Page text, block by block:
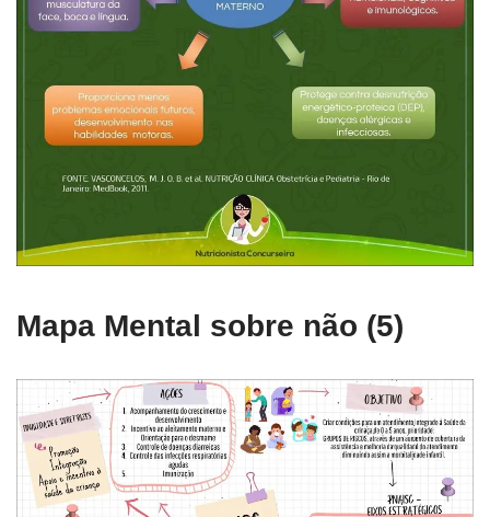
Mapa Mental sobre não (5)